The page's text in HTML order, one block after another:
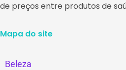
de preços entre produtos de
Mapa do site
Beleza